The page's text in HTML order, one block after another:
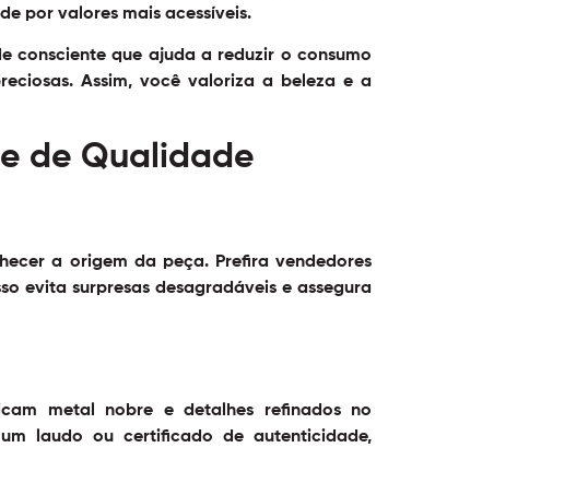
por valores mais acessíveis.
consciente que ajuda a reduzir o consumo
Assim, você valoriza a beleza e a
de Qualidade
a origem da peça. Prefira vendedores
evita surpresas desagradáveis e assegura
metal nobre e detalhes refinados no
laudo ou certificado de autenticidade,